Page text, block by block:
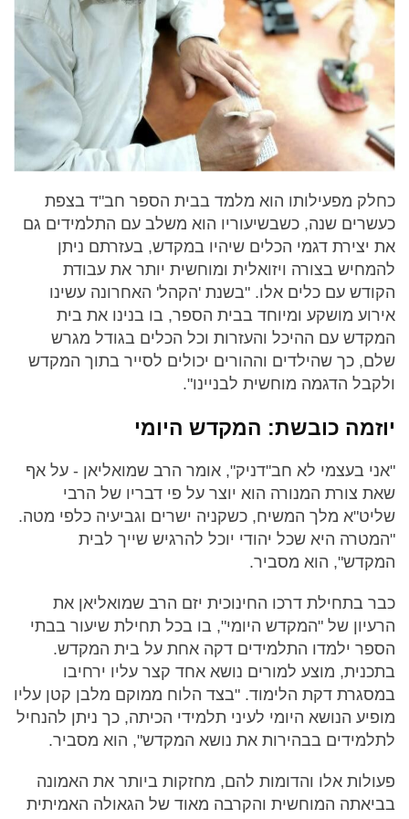
כחלק מפעילותו הוא מלמד בבית הספר חב"ד בצפת
כעשרים שנה, כשבשיעוריו הוא משלב עם התלמידים גם
את יצירת דגמי הכלים שיהיו במקדש, בעזרתם ניתן
להמחיש בצורה ויזואלית ומוחשית יותר את עבודת
הקודש עם כלים אלו. "בשנת 'הקהל' האחרונה עשינו
אירוע מושקע ומיוחד בבית הספר, בו בנינו את בית
המקדש עם ההיכל והעזרות וכל הכלים בגודל מגרש
שלם, כך שהילדים וההורים יכולים לסייר בתוך המקדש
ולקבל הדגמה מוחשית לבניינו".
יוזמה כובשת: המקדש היומי
"אני בעצמי לא חב"דניק", אומר הרב שמואליאן - על אף
שאת צורת המנורה הוא יוצר על פי דבריו של הרבי
שליט"א מלך המשיח, כשקניה ישרים וגביעיה כלפי מטה.
"המטרה היא שכל יהודי יוכל להרגיש שייך לבית
המקדש", הוא מסביר.
כבר בתחילת דרכו החינוכית יזם הרב שמואליאן את
הרעיון של "המקדש היומי", בו בכל תחילת שיעור בבתי
הספר ילמדו התלמידים דקה אחת על בית המקדש.
בתכנית, מוצע למורים נושא אחד קצר עליו ירחיבו
במסגרת דקת הלימוד. "בצד הלוח ממוקם מלבן קטן עליו
מופיע הנושא היומי לעיני תלמידי הכיתה, כך ניתן להנחיל
לתלמידים בבהירות את נושא המקדש", הוא מסביר.
פעולות אלו והדומות להם, מחזקות ביותר את האמונה
בביאתה המוחשית והקרבה מאוד של הגאולה האמיתית